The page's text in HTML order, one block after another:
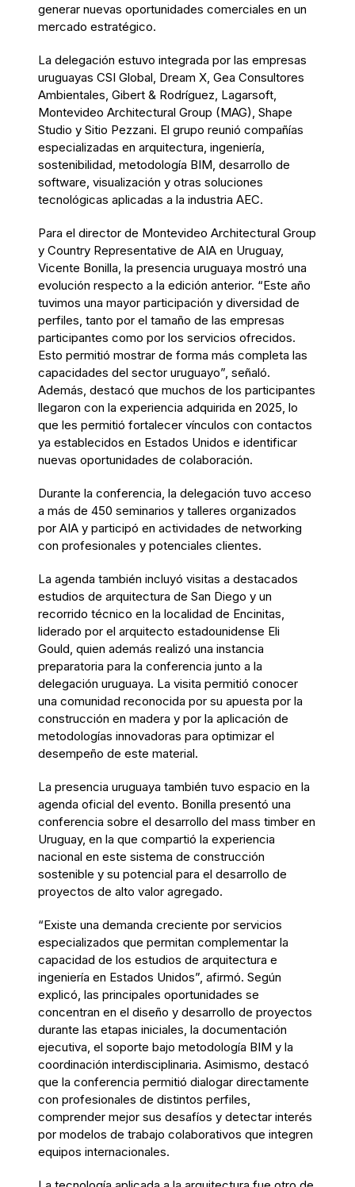
generar nuevas oportunidades comerciales en un
mercado estratégico.
La delegación estuvo integrada por las empresas
uruguayas CSI Global, Dream X, Gea Consultores
Ambientales, Gibert & Rodríguez, Lagarsoft,
Montevideo Architectural Group (MAG), Shape
Studio y Sitio Pezzani. El grupo reunió compañías
especializadas en arquitectura, ingeniería,
sostenibilidad, metodología BIM, desarrollo de
software, visualización y otras soluciones
tecnológicas aplicadas a la industria AEC.
Para el director de Montevideo Architectural Group
y Country Representative de AIA en Uruguay,
Vicente Bonilla, la presencia uruguaya mostró una
evolución respecto a la edición anterior. “Este año
tuvimos una mayor participación y diversidad de
perfiles, tanto por el tamaño de las empresas
participantes como por los servicios ofrecidos.
Esto permitió mostrar de forma más completa las
capacidades del sector uruguayo”, señaló.
Además, destacó que muchos de los participantes
llegaron con la experiencia adquirida en 2025, lo
que les permitió fortalecer vínculos con contactos
ya establecidos en Estados Unidos e identificar
nuevas oportunidades de colaboración.
Durante la conferencia, la delegación tuvo acceso
a más de 450 seminarios y talleres organizados
por AIA y participó en actividades de networking
con profesionales y potenciales clientes.
La agenda también incluyó visitas a destacados
estudios de arquitectura de San Diego y un
recorrido técnico en la localidad de Encinitas,
liderado por el arquitecto estadounidense Eli
Gould, quien además realizó una instancia
preparatoria para la conferencia junto a la
delegación uruguaya. La visita permitió conocer
una comunidad reconocida por su apuesta por la
construcción en madera y por la aplicación de
metodologías innovadoras para optimizar el
desempeño de este material.
La presencia uruguaya también tuvo espacio en la
agenda oficial del evento. Bonilla presentó una
conferencia sobre el desarrollo del mass timber en
Uruguay, en la que compartió la experiencia
nacional en este sistema de construcción
sostenible y su potencial para el desarrollo de
proyectos de alto valor agregado.
“Existe una demanda creciente por servicios
especializados que permitan complementar la
capacidad de los estudios de arquitectura e
ingeniería en Estados Unidos”, afirmó. Según
explicó, las principales oportunidades se
concentran en el diseño y desarrollo de proyectos
durante las etapas iniciales, la documentación
ejecutiva, el soporte bajo metodología BIM y la
coordinación interdisciplinaria. Asimismo, destacó
que la conferencia permitió dialogar directamente
con profesionales de distintos perfiles,
comprender mejor sus desafíos y detectar interés
por modelos de trabajo colaborativos que integren
equipos internacionales.